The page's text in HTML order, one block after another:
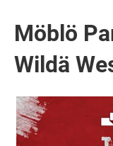
Möblö
Wildä